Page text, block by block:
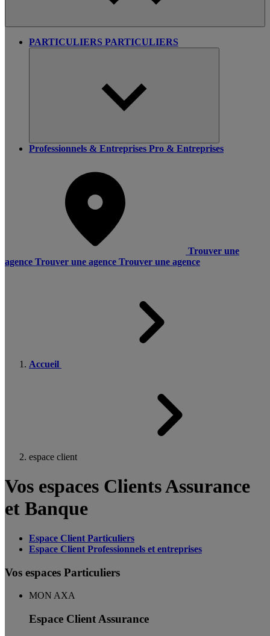
PARTICULIERS PARTICULIERS
Professionnels & Entreprises Pro & Entreprises
Trouver une
agence Trouver une agence Trouver une agence
Accueil
espace client
Vos espaces Clients Assurance
et Banque
Espace Client Particuliers
Espace Client Professionnels et entreprises
Vos espaces Particuliers
MON AXA
Espace Client Assurance